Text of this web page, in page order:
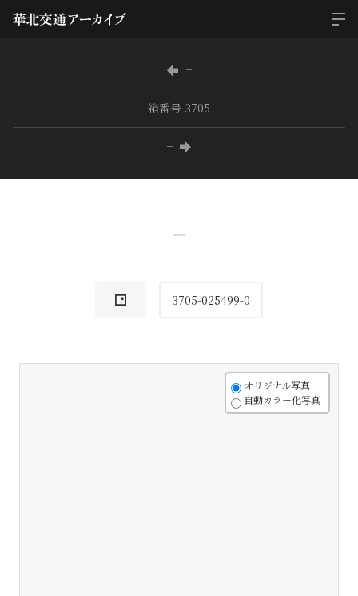
−
箱番号 3705
−
−
3705-025499-0
オリジナル写真
自動カラー化写真